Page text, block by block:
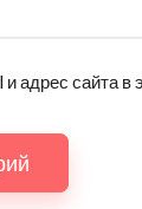
адрес сайта